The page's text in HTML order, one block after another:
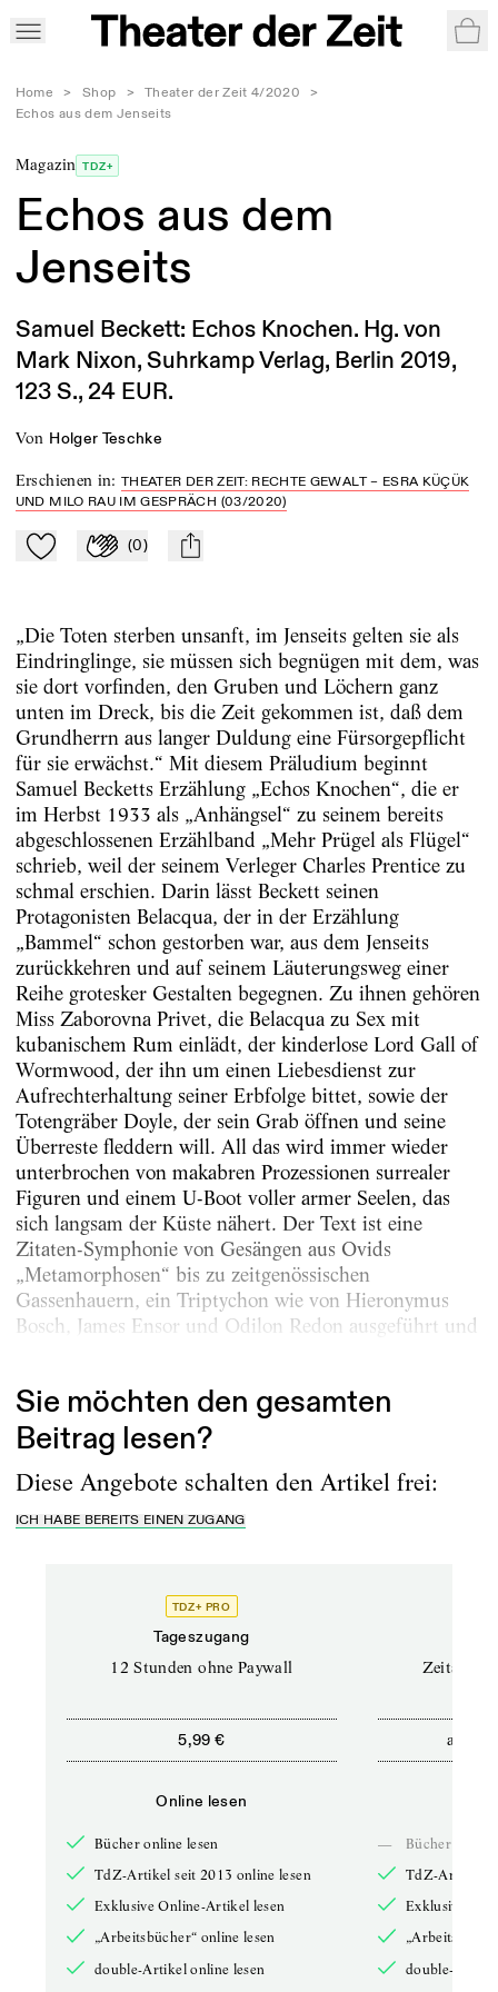
Home > Shop > Theater der Zeit 4/2020
>
Echos aus dem Jenseits
Magazin TDZ+
Echos aus dem
Jenseits
Samuel Beckett: Echos Knochen. Hg. von
Mark Nixon, Suhrkamp Verlag, Berlin 2019,
123 S., 24 EUR.
von Holger Teschke
Erschienen in:THEATER DER ZEIT: RECHTE GEWALT – ESRA KÜÇÜK
UND MILO RAU IM GESPRÄCH (03/2020)
Zu Mein-TdZ hinzufügen
Applaudieren
(0) mail
„Die Toten sterben unsanft, im Jenseits gelten sie als
Eindringlinge, sie müssen sich begnügen mit dem, was
sie dort vorfinden, den Gruben und Löchern ganz
unten im Dreck, bis die Zeit gekommen ist, daß dem
Grundherrn aus langer Duldung eine Fürsorgepflicht
für sie erwächst.“ Mit diesem Präludium beginnt
Samuel Becketts Erzählung „Echos Knochen“, die er
im Herbst 1933 als „Anhängsel“ zu seinem bereits
abgeschlossenen Erzählband „Mehr Prügel als Flügel“
schrieb, weil der ­seinem Verleger Charles Prentice zu
schmal erschien. Darin lässt Beckett seinen
Protagonisten Belacqua, der in der Erzählung
„Bammel“ schon gestorben war, aus dem Jenseits
zurückkehren und auf seinem Läuterungsweg einer
Reihe grotesker Gestalten begegnen. Zu ihnen gehören
Miss Zaborovna Privet, die Bel­acqua zu Sex mit
kubanischem Rum einlädt, der kinderlose Lord Gall of
Wormwood, der ihn um einen Liebesdienst zur
Aufrechterhaltung seiner Erbfolge bittet, sowie der
Totengräber Doyle, der sein Grab öffnen und seine
Über­reste fleddern will. All das wird immer wieder
unterbrochen von makabren Prozessionen surrealer
Figuren und einem U-Boot voller armer Seelen, das
sich langsam der Küste nähert. Der Text ist eine
Zitaten-Symphonie von Gesängen aus Ovids
„Metamorphosen“ bis zu zeitgenössischen
Gassenhauern, ein Triptychon wie von Hieronymus
Bosch, James Ensor und Odilon Redon ausgeführt und
Sie möchten den gesamten
Beitrag lesen?
Diese Angebote schalten den Artikel frei:
ICH HABE BEREITS EINEN ZUGANG
TDZ+ PRO
Tageszugang
12 Stunden ohne Paywall
5,99 €
Online lesen
Bücher online lesen
TdZ-Artikel seit 2013 online lesen
Exklusive Online-Artikel lesen
„Arbeitsbücher“ online lesen
double-Artikel online lesen
ab
—
Bücher online
TdZ-Artikel
Exklusive
double-